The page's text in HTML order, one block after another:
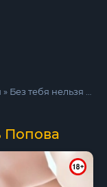
» Без тебя нельзя - Любовь Попова
Попова